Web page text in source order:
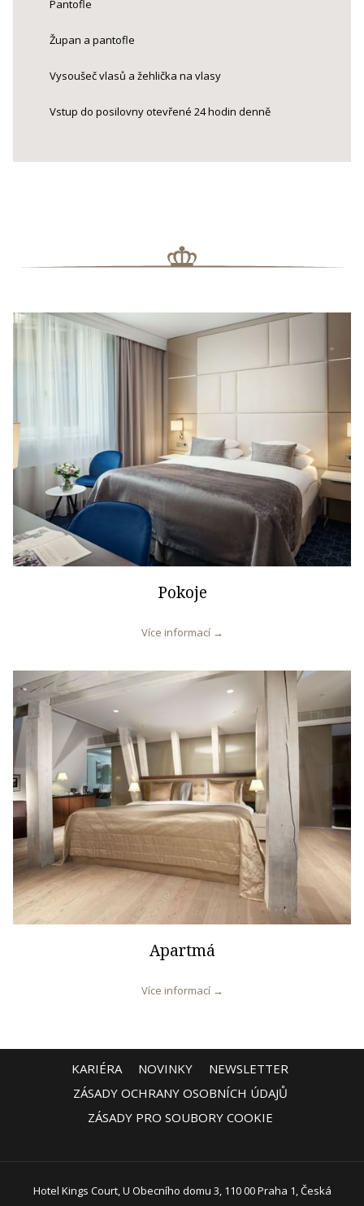
Pantofle
Župan a pantofle
Vysoušeč vlasů a žehlička na vlasy
Vstup do posilovny otevřené 24 hodin denně
Pokoje
Více informací
Apartmá
Více informací
KARIÉRA NOVINKY
NEWSLETTER
ZÁSADY OCHRANY OSOBNÍCH ÚDAJŮ
ZÁSADY PRO SOUBORY COOKIE
Hotel Kings Court, U Obecního domu 3, 110 00 Praha 1, Česká